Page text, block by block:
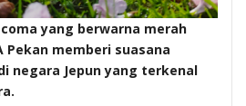
yang berwarna merah
Pekan memberi suasana
negara Jepun yang terkenal